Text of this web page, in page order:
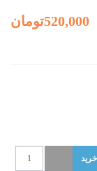
520,000تومان